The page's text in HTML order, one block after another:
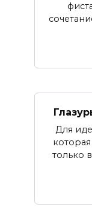
Для
только